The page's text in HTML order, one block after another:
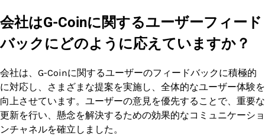
会社はG-Coinに関するユーザーフィード
バックにどのように応えていますか？
会社は、G-Coinに関するユーザーのフィードバックに積極的
に対応し、さまざまな提案を実施し、全体的なユーザー体験を
向上させています。ユーザーの意見を優先することで、重要な
更新を行い、懸念を解決するための効果的なコミュニケーショ
ンチャネルを確立しました。